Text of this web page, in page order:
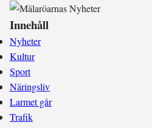
Innehåll
Nyheter
Kultur
Sport
Näringsliv
Larmet går
Trafik